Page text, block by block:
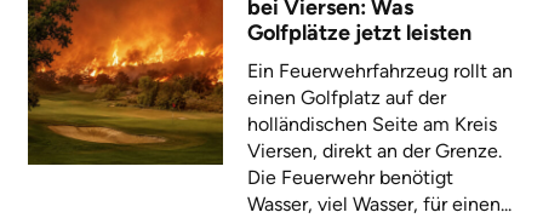
bei Viersen: Was
Golfplätze jetzt leisten
Ein Feuerwehrfahrzeug rollt an
einen Golfplatz auf der
holländischen Seite am Kreis
Viersen, direkt an der Grenze.
Die Feuerwehr benötigt
Wasser, viel Wasser, für einen...